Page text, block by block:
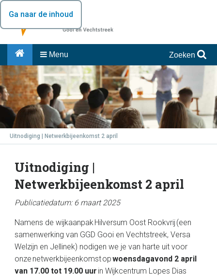
Ga naar de inhoud
Menu Zoeken
Uitnodiging | Netwerkbijeenkomst 2 april
Uitnodiging |
Netwerkbijeenkomst 2 april
Publicatiedatum: 6 maart 2025
Namens de wijkaanpak Hilversum Oost Rookvrij (een
samenwerking van GGD Gooi en Vechtstreek, Versa
Welzijn en Jellinek) nodigen we je van harte uit voor
onze netwerkbijeenkomst opwoensdagavond 2 april
van 17.00 tot 19.00 uur in Wijkcentrum Lopes Dias